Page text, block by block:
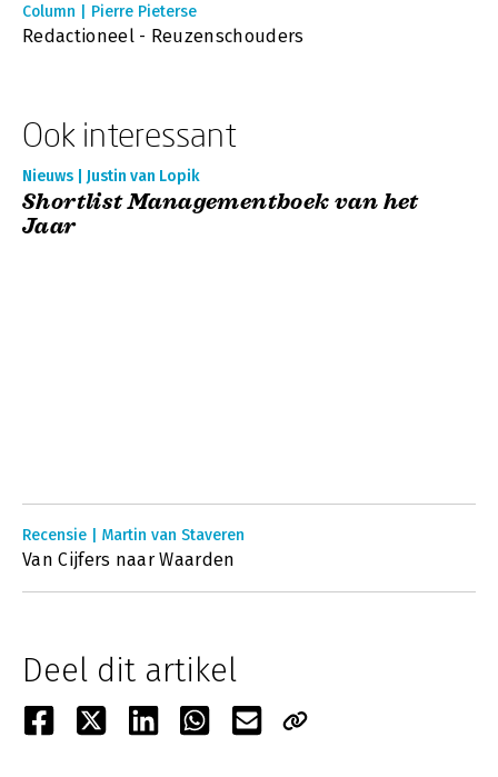
Column | Pierre Pieterse
Redactioneel - Reuzenschouders
Ook interessant
Nieuws | Justin van Lopik
Shortlist Managementboek van het
Jaar
Recensie | Martin van Staveren
Van Cijfers naar Waarden
Deel dit artikel